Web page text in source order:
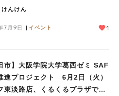
！
けんけん
7月9日 イベント 1
市】大阪学院大学葛西ゼミ SAF
進プロジェクト 6月2日（火）
東淡路店、くるくるプラザで見